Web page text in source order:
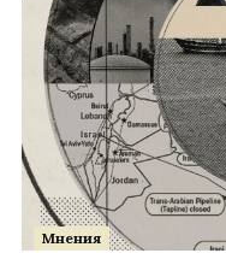
Мнения